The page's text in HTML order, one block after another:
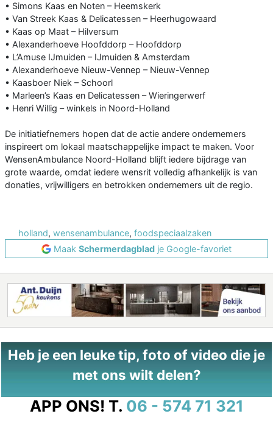
• Simons Kaas en Noten – Heemskerk
• Van Streek Kaas & Delicatessen – Heerhugowaard
• Kaas op Maat – Hilversum
• Alexanderhoeve Hoofddorp – Hoofddorp
• L’Amuse IJmuiden – IJmuiden & Amsterdam
• Alexanderhoeve Nieuw-Vennep – Nieuw-Vennep
• Kaasboer Niek – Schoorl
• Marleen’s Kaas en Delicatessen – Wieringerwerf
• Henri Willig – winkels in Noord-Holland
De initiatiefnemers hopen dat de actie andere ondernemers
inspireert om lokaal maatschappelijke impact te maken. Voor
WensenAmbulance Noord-Holland blijft iedere bijdrage van
grote waarde, omdat iedere wensrit volledig afhankelijk is van
donaties, vrijwilligers en betrokken ondernemers uit de regio.
holland, wensenambulance, foodspeciaalzaken
Maak Schermerdagblad je Google-favoriet
Heb je een leuke tip, foto of video die je
met ons wilt delen?
APP ONS! T. 06 - 574 71 321